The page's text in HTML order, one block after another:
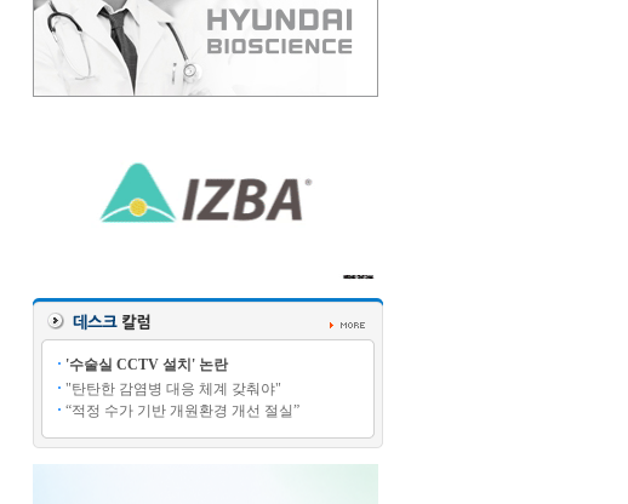
'수술실 CCTV 설치' 논란
"탄탄한 감염병 대응 체계 갖춰야"
“적정 수가 기반 개원환경 개선 절실”